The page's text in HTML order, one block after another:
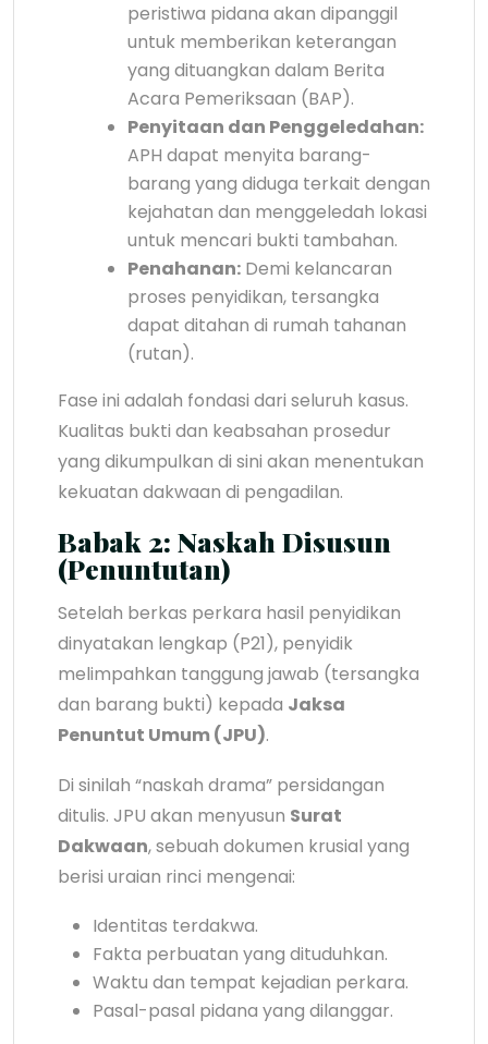
peristiwa pidana akan dipanggil
untuk memberikan keterangan
yang dituangkan dalam Berita
Acara Pemeriksaan (BAP).
Penyitaan dan Penggeledahan:
APH dapat menyita barang-
barang yang diduga terkait dengan
kejahatan dan menggeledah lokasi
untuk mencari bukti tambahan.
Penahanan: Demi kelancaran
proses penyidikan, tersangka
dapat ditahan di rumah tahanan
(rutan).
Fase ini adalah fondasi dari seluruh kasus.
Kualitas bukti dan keabsahan prosedur
yang dikumpulkan di sini akan menentukan
kekuatan dakwaan di pengadilan.
Babak 2: Naskah Disusun
(Penuntutan)
Setelah berkas perkara hasil penyidikan
dinyatakan lengkap (P21), penyidik
melimpahkan tanggung jawab (tersangka
dan barang bukti) kepada Jaksa
Penuntut Umum (JPU).
Di sinilah “naskah drama” persidangan
ditulis. JPU akan menyusun Surat
Dakwaan, sebuah dokumen krusial yang
berisi uraian rinci mengenai:
Identitas terdakwa.
Fakta perbuatan yang dituduhkan.
Waktu dan tempat kejadian perkara.
Pasal-pasal pidana yang dilanggar.